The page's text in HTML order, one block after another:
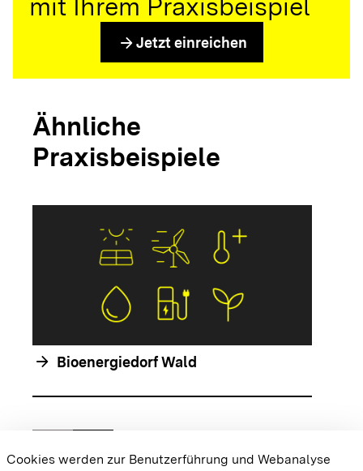
arrow_forward Jetzt einreichen
Ähnliche
Praxisbeispiele
arrow_forward Bioenergiedorf Wald
Zur vorhergehenden Folie springen
chevron_rightZur nächsten Folie springen
Cookies werden zur Benutzerführung und Webanalyse